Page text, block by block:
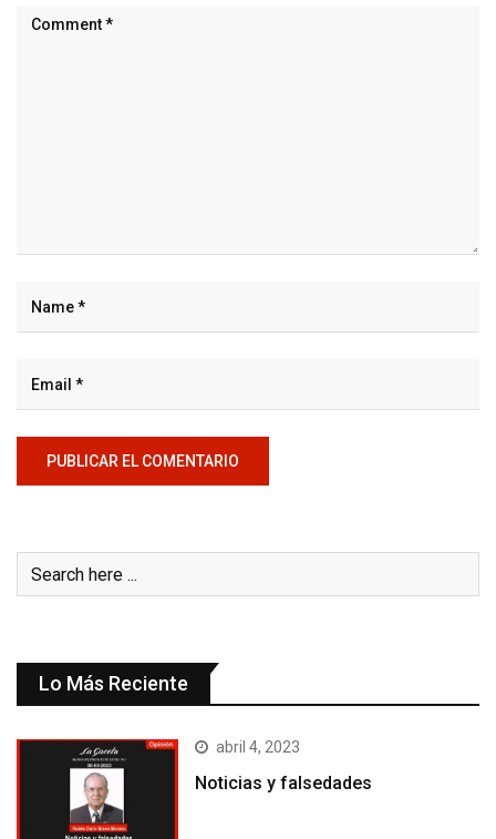
Lo Más Reciente
abril 4, 2023
Noticias y falsedades